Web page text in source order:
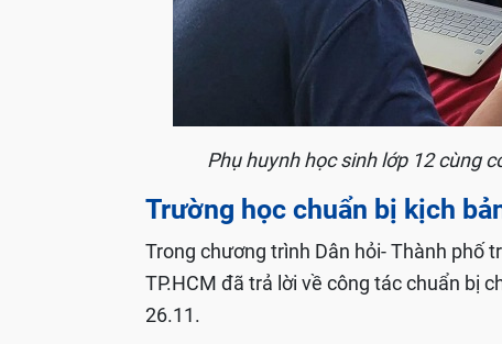
Phụ huynh học sinh lớp 12 cùng
Trường học chuẩn bị kịch
Trong chương trình Dân hỏi- Thành phố
TP.HCM đã trả lời về công tác chuẩn bị
26.11.